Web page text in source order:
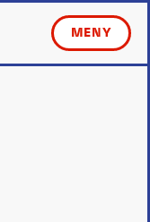
MENY